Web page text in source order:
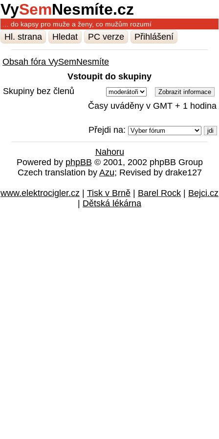
VySemNesmíte.cz
… do kapsy pro muže a ženy, co mužům rozumí
Hl. strana Hledat PC verze Přihlášení
Obsah fóra VySemNesmíte
Vstoupit do skupiny
Skupiny bez členů
Časy uváděny v GMT + 1 hodina
Přejdi na:
Nahoru
Powered by phpBB © 2001, 2002 phpBB Group
Czech translation by Azu; Revised by drake127
www.elektrocigler.cz Tisk v Brně Barel Rock
Bejci.cz
Dětská lékárna